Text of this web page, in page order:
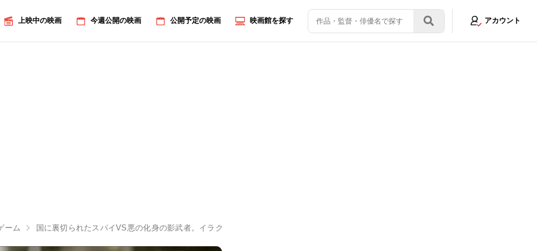
上映中の映画 今週公開の映画 公開予定の映画 映画館を探す アカウント
ーム 国に裏切られたスパイVS悪の化身の影武者。イラク戦争を正反対の視点から描いた問題作が上陸